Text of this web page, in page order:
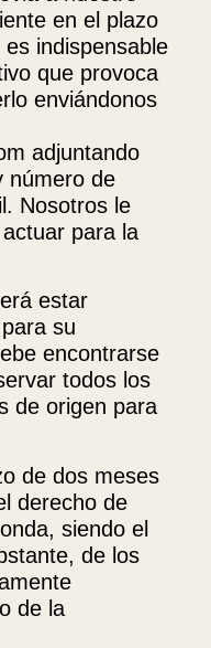
en el plazo
indispensable
que provoca
enviándonos
adjuntando
número de
Nosotros le
para la
estar
su
encontrarse
todos los
de origen para
de dos meses
derecho de
siendo el
de los
de la